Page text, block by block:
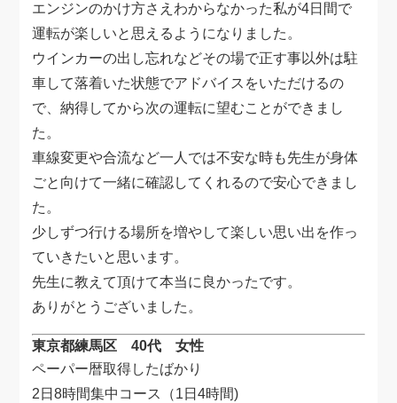
エンジンのかけ方さえわからなかった私が4日間で
運転が楽しいと思えるようになりました。
ウインカーの出し忘れなどその場で正す事以外は駐
車して落着いた状態でアドバイスをいただけるの
で、納得してから次の運転に望むことができまし
た。
車線変更や合流など一人では不安な時も先生が身体
ごと向けて一緒に確認してくれるので安心できまし
た。
少しずつ行ける場所を増やして楽しい思い出を作っ
ていきたいと思います。
先生に教えて頂けて本当に良かったです。
ありがとうございました。
東京都練馬区 40代 女性
ペーパー暦取得したばかり
2日8時間集中コース（1日4時間)